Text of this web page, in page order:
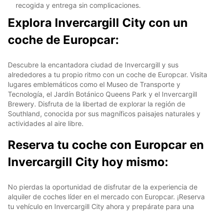
recogida y entrega sin complicaciones.
Explora Invercargill City con un
coche de Europcar:
Descubre la encantadora ciudad de Invercargill y sus
alrededores a tu propio ritmo con un coche de Europcar. Visita
lugares emblemáticos como el Museo de Transporte y
Tecnología, el Jardín Botánico Queens Park y el Invercargill
Brewery. Disfruta de la libertad de explorar la región de
Southland, conocida por sus magníficos paisajes naturales y
actividades al aire libre.
Reserva tu coche con Europcar en
Invercargill City hoy mismo:
No pierdas la oportunidad de disfrutar de la experiencia de
alquiler de coches líder en el mercado con Europcar. ¡Reserva
tu vehículo en Invercargill City ahora y prepárate para una